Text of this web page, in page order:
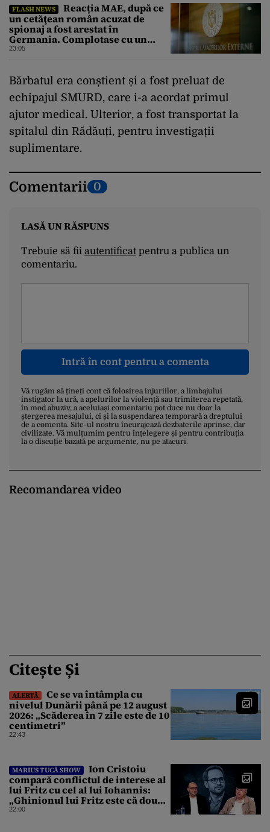
FLASH NEWS
Reacția MAE, după ce
un cetăţean român acuzat de
spionaj a fost arestat în
Germania. Complotase cu un
ucrainean ca să asasineze un
23:05
Bărbatul era conștient și a fost preluat de
echipajul SMURD, care i-a acordat primul
ajutor medical. Ulterior, a fost transportat la
spitalul din Rădăuți, pentru investigații
suplimentare.
Comentarii 0
LASĂ UN RĂSPUNS
Trebuie să fii autentificatpentru a publica un
comentariu.
Intră în cont pentru a comenta
Vă rugăm să țineți cont că folosirea injuriilor, a limbajului
instigator la ură, a apelurilor la violență sau trimiterea repetată,
în mod abuziv, a aceluiași comentariu pot duce nu doar la
ștergerea mesajului, ci și la suspendarea temporară a dreptului
de a comenta. Site-ul nostru încurajează dezbaterile aprinse, dar
civilizate. Vă mulțumim pentru înțelegere și pentru contribuția
la o discuție bazată pe argumente, nu pe atacuri.
Recomandarea video
Citește Și
ALERTĂ
Ce se va întâmpla cu
nivelul Dunării până pe 12 august
2026: „Scăderea în 7 zile este de 10
centimetri”
22:43
MARIUS TUCĂ SHOW
Ion Cristoiu
compară conflictul de interese al
lui Fritz cu cel al lui Iohannis:
„Ghinionul lui Fritz este că două
instanțe l-au declarat
22:00